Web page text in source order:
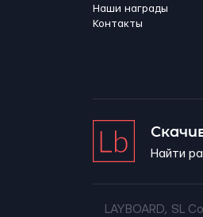
Наши награды
Контакты
Найти
LAYBOARD, SL